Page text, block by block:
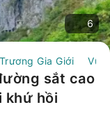
6
Trương Gia Giới Vũ
sắt cao
khứ hồi